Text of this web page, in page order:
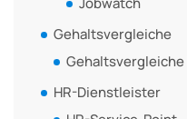
Gehaltsvergleiche
Gehaltsvergleiche
HR-Dienstleister